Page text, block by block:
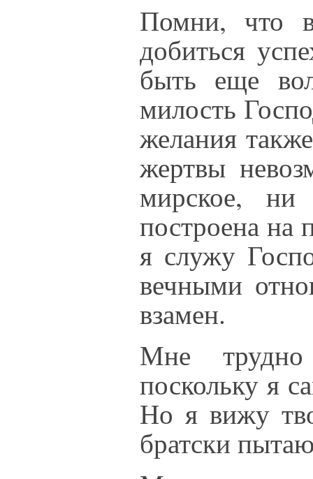
Помни, что
добиться
быть еще
милость
желания
жертвы
мирское, ни
построена
я служу
вечными
взамен.
Мне трудно
поскольку я
Но я вижу
братски